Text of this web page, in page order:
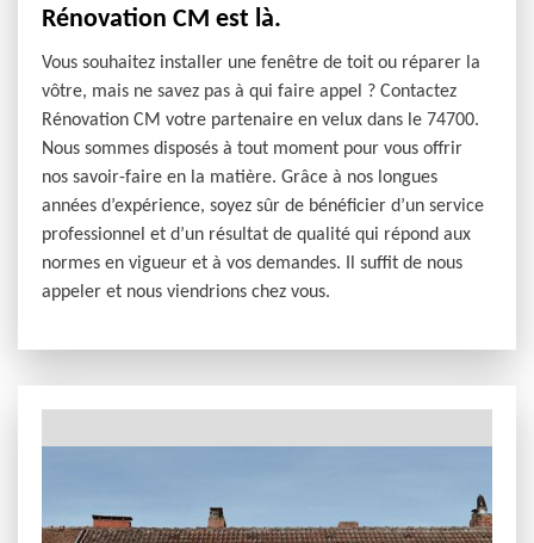
Rénovation CM est là.
Vous souhaitez installer une fenêtre de toit ou réparer la
vôtre, mais ne savez pas à qui faire appel ? Contactez
Rénovation CM votre partenaire en velux dans le 74700.
Nous sommes disposés à tout moment pour vous offrir
nos savoir-faire en la matière. Grâce à nos longues
années d’expérience, soyez sûr de bénéficier d’un service
professionnel et d’un résultat de qualité qui répond aux
normes en vigueur et à vos demandes. Il suffit de nous
appeler et nous viendrions chez vous.